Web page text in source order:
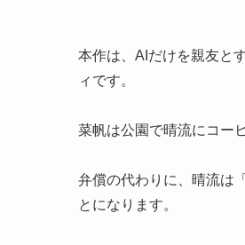
本作は、AIだけを親友と
ィです。
菜帆は公園で晴流にコー
弁償の代わりに、晴流は
とになります。